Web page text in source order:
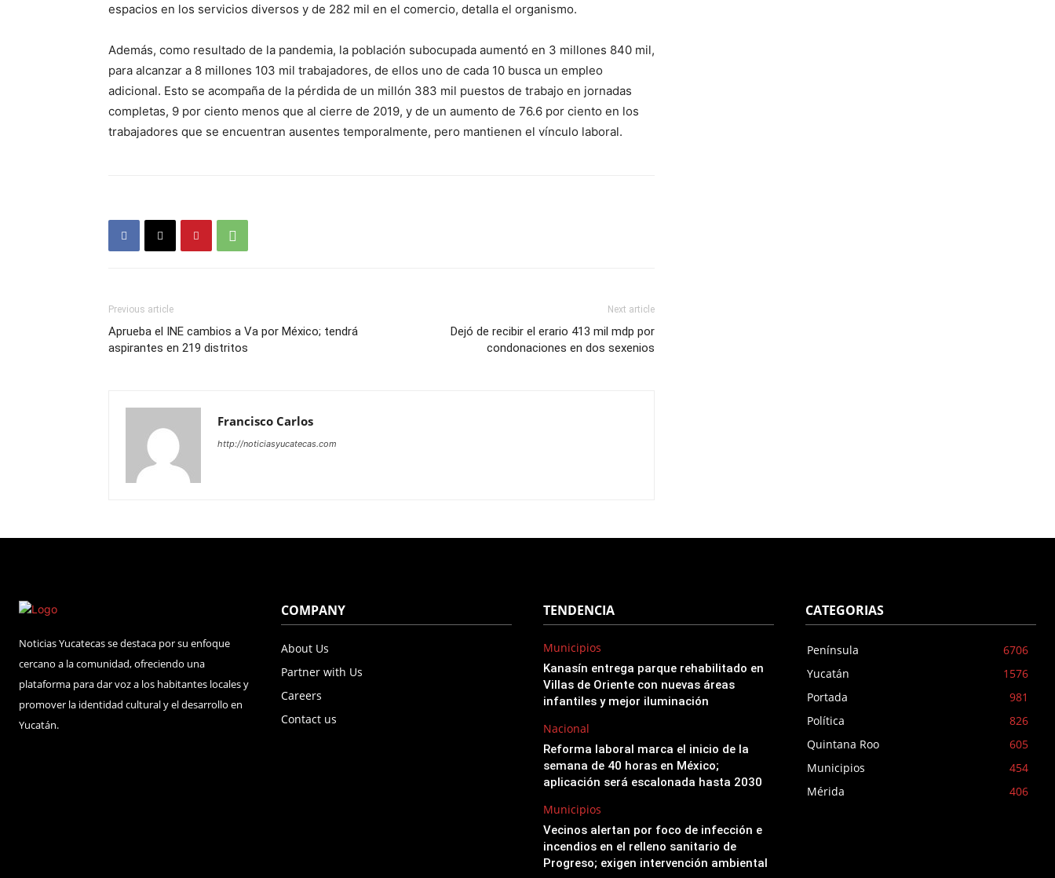
espacios en los servicios diversos y de 282 mil en el comercio, detalla el organismo.
Además, como resultado de la pandemia, la población subocupada aumentó en 3 millones 840 mil,
para alcanzar a 8 millones 103 mil trabajadores, de ellos uno de cada 10 busca un empleo
adicional. Esto se acompaña de la pérdida de un millón 383 mil puestos de trabajo en jornadas
completas, 9 por ciento menos que al cierre de 2019, y de un aumento de 76.6 por ciento en los
trabajadores que se encuentran ausentes temporalmente, pero mantienen el vínculo laboral.
Previous article
Aprueba el INE cambios a Va por México; tendrá
aspirantes en 219 distritos
Next article
Dejó de recibir el erario 413 mil mdp por
condonaciones en dos sexenios
Francisco Carlos
http://noticiasyucatecas.com
Noticias Yucatecas se destaca por su enfoque
cercano a la comunidad, ofreciendo una
plataforma para dar voz a los habitantes locales y
promover la identidad cultural y el desarrollo en
Yucatán.
COMPANY
About Us
Partner with Us
Careers
Contact us
TENDENCIA
Municipios
Kanasín entrega parque rehabilitado en
Villas de Oriente con nuevas áreas
infantiles y mejor iluminación
Nacional
Reforma laboral marca el inicio de la
semana de 40 horas en México;
aplicación será escalonada hasta 2030
Municipios
Vecinos alertan por foco de infección e
incendios en el relleno sanitario de
Progreso; exigen intervención ambiental
CATEGORIAS
Península
6706
Yucatán
1576
Portada
981
Política
826
Quintana Roo
605
Municipios
454
Mérida
406